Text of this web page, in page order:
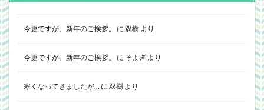
今更ですが、新年のご挨拶。 に 双樹 より
今更ですが、新年のご挨拶。 に そよぎ より
寒くなってきましたが… に 双樹 より